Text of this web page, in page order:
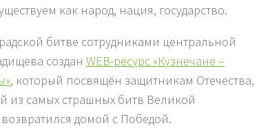
как народ, нация, государство.
битве сотрудниками центральной
создан WEB-ресурс «Кузнечане –
, который посвящён защитникам Отечества,
из самых страшных битв Великой
домой с Победой.